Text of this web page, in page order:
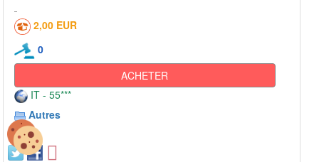
2,00 EUR
0
ACHETER
IT - 55***
Autres